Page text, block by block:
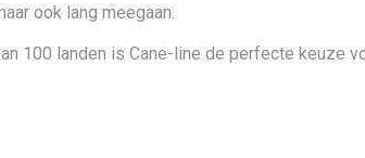
ook lang meegaan.
100 landen is Cane-line de perfecte keuze